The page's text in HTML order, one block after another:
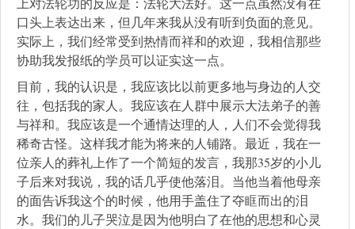
口头上表达出来，但几年来我从没有听到负面的意见。
实际上，我们经常受到热情而祥和的欢迎，我相信那些
协助我发报纸的学员可以证实这一点。
目前，我的认识是，我应该比以前更多地与身边的人交
往，包括我的家人。我应该在人群中展示大法弟子的善
与祥和。我应该是一个通情达理的人，人们不会觉得我
稀奇古怪。这样我才能为将来的人铺路。最近，我在一
位亲人的葬礼上作了一个简短的发言，我那35岁的小儿
子后来对我说，我的话几乎使他落泪。当他当着他母亲
的面告诉我这个的时候，他用手盖住了夺眶而出的泪
水。我们的儿子哭泣是因为他明白了在他的思想和心灵